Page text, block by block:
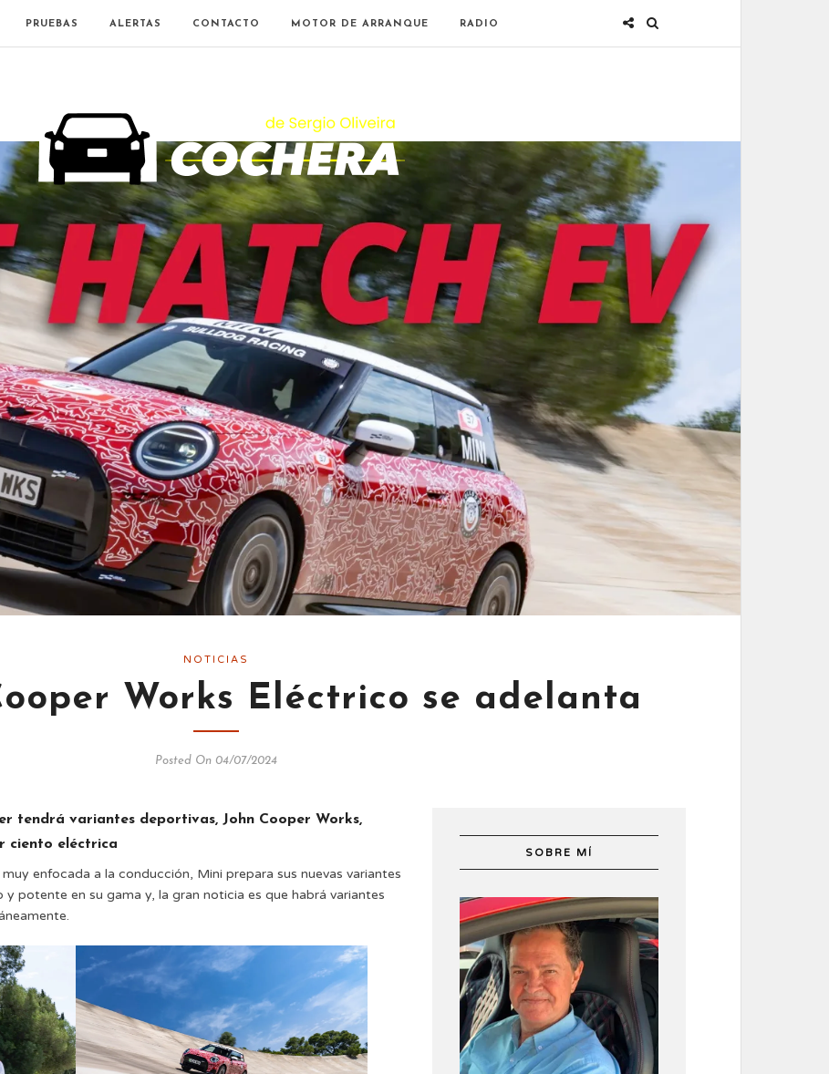
PRUEBAS ALERTAS CONTACTO MOTOR DE ARRANQUE RADIO
NOTICIAS
Works Eléctrico se adelanta
Posted On 04/07/2024
tendrá variantes deportivas, John Cooper Works,
ciento eléctrica
enfocada a la conducción, Mini prepara sus nuevas variantes
potente en su gama y, la gran noticia es que habrá variantes
SOBRE MÍ